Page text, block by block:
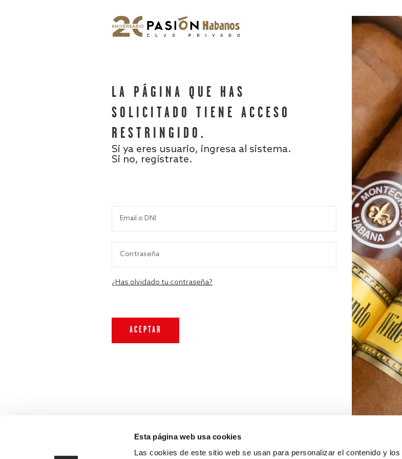
Esta página web usa cookies
Las cookies de este sitio web se usan para personalizar el contenido y
LA PÁGINA QUE HAS
SOLICITADO TIENE ACCESO
RESTRINGIDO.
Si ya eres usuario, ingresa al sistema.
Si no, regístrate.
¿Has olvidado tu contraseña?